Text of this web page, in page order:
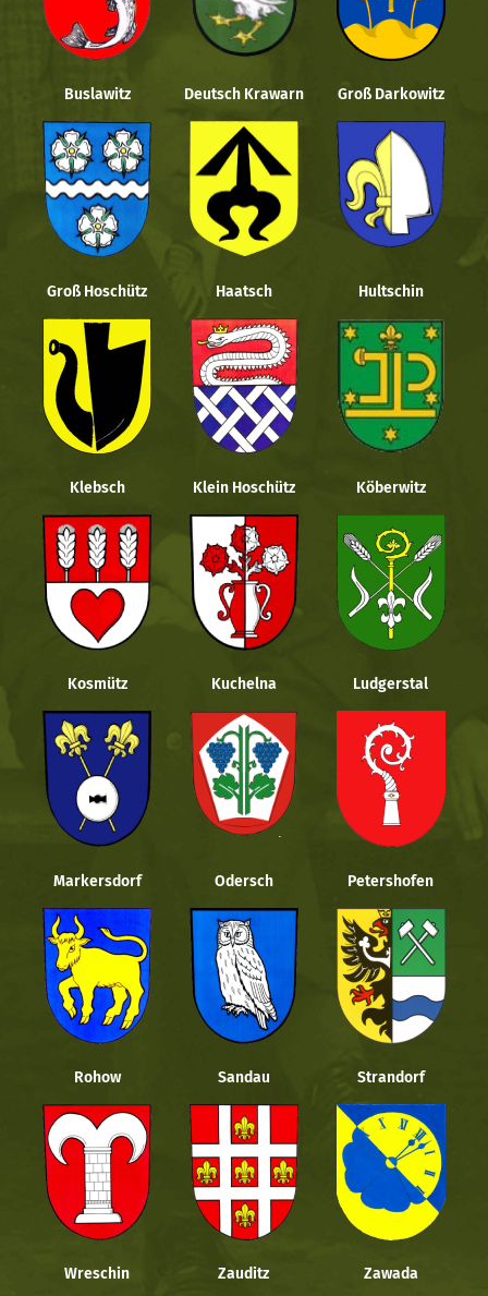
Buslawitz Deutsch Krawarn Groß Darkowitz
Groß Hoschütz Haatsch Hultschin
Klebsch Klein Hoschütz Köberwitz
Kosmütz Kuchelna Ludgerstal
Markersdorf Odersch Petershofen
Rohow Sandau Strandorf
Wreschin Zauditz Zawada